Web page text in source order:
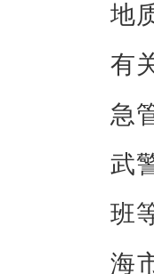
地
有
急
武
班
海